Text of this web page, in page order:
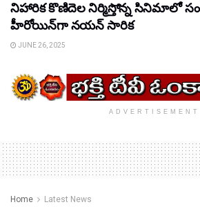
నిహారిక కొణిదెల నిర్మిస్తోన్న సినిమాలో
హీరోయిన్‌గా నయన్ సారిక
JUNE 26, 2025
ADVERTISEMENT
Home Latest News